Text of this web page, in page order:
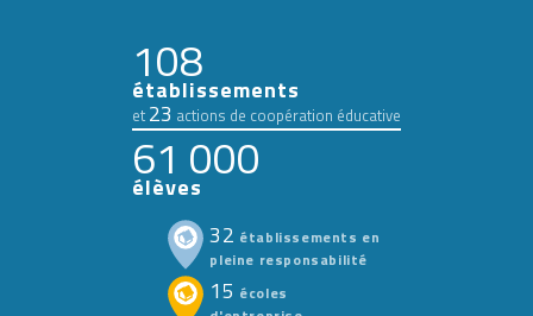
108
établissements
et 23 actions de coopération éducative
61 000
élèves
32 établissements en
pleine responsabilité
15 écoles